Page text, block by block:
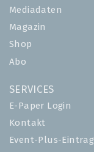
Mediadaten
Magazin
Shop
Abo
SERVICES
E-Paper Login
Kontakt
Event-Plus-Eintrag